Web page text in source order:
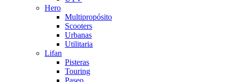
Hero
Multipropósito
Scooters
Urbanas
Utilitaria
Lifan
Pisteras
Touring
Paseo